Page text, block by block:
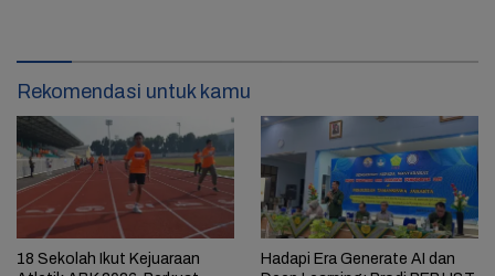
Rekomendasi untuk kamu
18 Sekolah Ikut Kejuaraan
Hadapi Era Generate AI dan